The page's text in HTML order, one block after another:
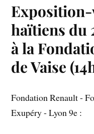
Exposition-
haïtiens du
à la
de Vaise
Fondation Renault -
Exupéry - Lyon 9e :